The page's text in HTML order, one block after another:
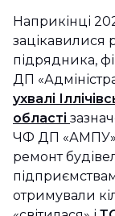
Наприкінці
зацікавилися
підрядника,
ДП
ухвалі
області
ЧФ ДП «АМПУ»
ремонт
отримували